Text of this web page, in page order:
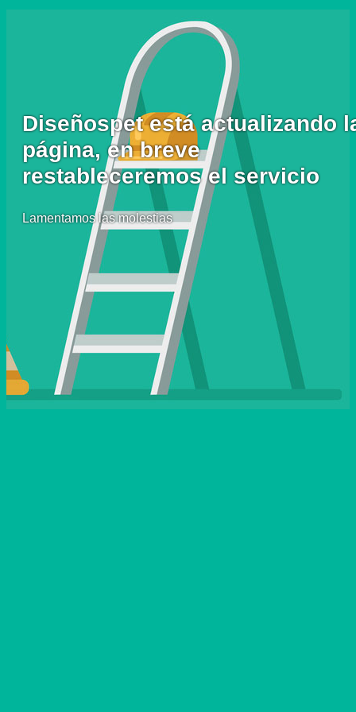
Diseñospet está actualizando
página, en breve
restableceremos el servicio
Lamentamos las molestias